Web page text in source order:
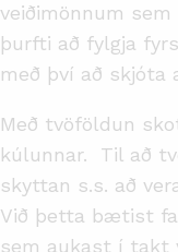
veiðimönnum
þurfti að fylgja
með því að skjóta
Með tvöföldun
kúlunnar. Til að
skyttan s.s. að
Við þetta bætist
sem aukast í takt